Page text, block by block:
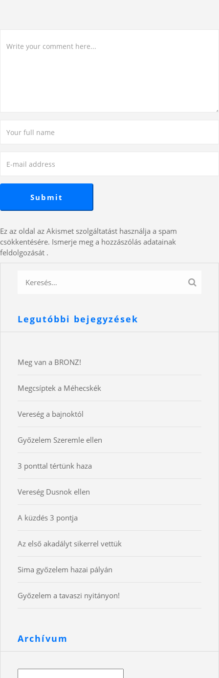
Ez az oldal az Akismet szolgáltatást használja a spam
csökkentésére. Ismerje meg a hozzászólás adatainak
feldolgozását .
Legutóbbi bejegyzések
Meg van a BRONZ!
Megcsíptek a Méhecskék
Vereség a bajnoktól
Győzelem Szeremle ellen
3 ponttal tértünk haza
Vereség Dusnok ellen
A küzdés 3 pontja
Az első akadályt sikerrel vettük
Sima győzelem hazai pályán
Győzelem a tavaszi nyitányon!
Archívum